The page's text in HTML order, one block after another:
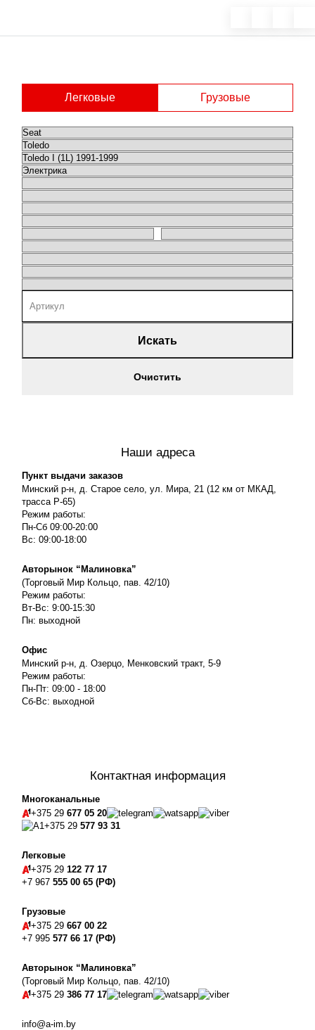
Легковые Грузовые
Искать
Очистить
Наши адреса
Пункт выдачи заказов
Минский р-н, д. Старое село, ул. Мира, 21 (12 км от МКАД,
трасса P-65)
Режим работы:
Пн-Сб 09:00-20:00
Вс: 09:00-18:00
Авторынок “Малиновка”
(Торговый Мир Кольцо, пав. 42/10)
Режим работы:
Вт-Вс: 9:00-15:30
Пн: выходной
Офис
Минский р-н, д. Озерцо, Менковский тракт, 5-9
Режим работы:
Пн-Пт: 09:00 - 18:00
Сб-Вс: выходной
Контактная информация
Многоканальные
+375 29 677 05 20
+375 29 577 93 31
Легковые
+375 29 122 77 17
+7 967 555 00 65 (РФ)
Грузовые
+375 29 667 00 22
+7 995 577 66 17 (РФ)
Авторынок “Малиновка”
(Торговый Мир Кольцо, пав. 42/10)
+375 29 386 77 17
info@a-im.by